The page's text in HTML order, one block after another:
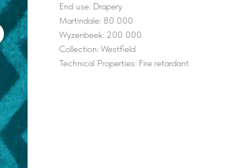
End use: Drapery
Martindale: 80 000
Wyzenbeek: 200 000
Collection: Westfield
Technical Properties: Fire retardant